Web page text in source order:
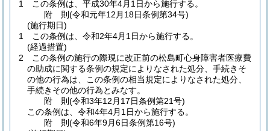
1
この条例は、平成30年4月1日から施行する。
附 則(令和元年12月18日条例第34号)
(施行期日)
1
この条例は、令和2年4月1日から施行する。
(経過措置)
2
この条例の施行の際現に改正前の松島町心身障害者医療費
の助成に関する条例の規定によりなされた処分、手続きそ
の他の行為は、この条例の相当規定によりなされた処分、
手続きその他の行為とみなす。
附 則(令和3年12月17日条例第21号)
この条例は、令和4年4月1日から施行する。
附 則(令和6年9月6日条例第16号)